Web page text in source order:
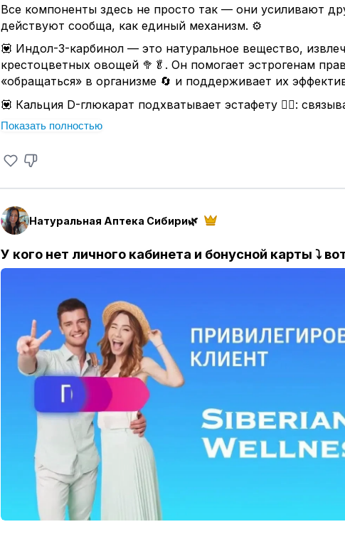
Все компоненты здесь не просто так — они усиливают
действуют сообща, как единый механизм. ⚙️
💟 Индол-3-карбинол — это натуральное вещество,
крестоцветных овощей 🥦🥬. Он помогает эстрогенам
«обращаться» в организме 🔄 и поддерживает их
💟 Кальция D-глюкарат подхватывает эстафету 🏃‍♀️:
переработанные гормоны и мягко выводит их 💧,
💟 А нарингенин из грейпфрута — это мощный
инсулину. 📈📉
Показать полностью
Натуральная Аптека Сибири🌿
У кого нет личного кабинета и бонусной карты ⤵️